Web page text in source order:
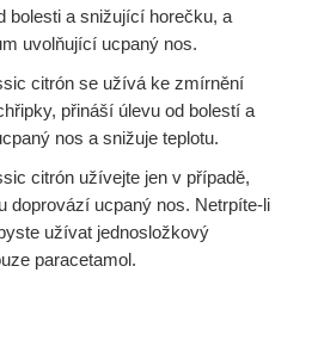
bolesti a snižující horečku, a
uvolňující ucpaný nos.
citrón se užívá ke zmírnění
přináší úlevu od bolestí a
nos a snižuje teplotu.
citrón užívejte jen v případě,
doprovází ucpaný nos. Netrpíte-li
užívat jednosložkový
paracetamol.